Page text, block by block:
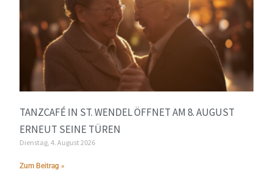
TANZCAFÉ IN ST. WENDEL ÖFFNET AM 8. AUGUST
ERNEUT SEINE TÜREN
Dienstag, 4. August 2026
Zum Beitrag »